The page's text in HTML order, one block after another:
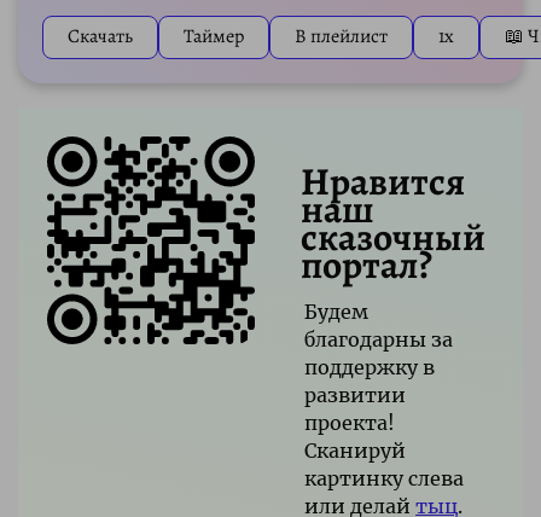
Скачать Таймер В плейлист 1x 📖
Нравится
наш
сказочный
портал?
Будем
благодарны за
поддержку в
развитии
проекта!
Сканируй
картинку слева
или делай тыц.